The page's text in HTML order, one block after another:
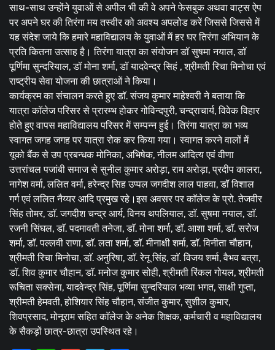
साथ-साथ उन्होंने युवाओं से अपील भी की वे अपने फेसबुक अथवा वाट्स ऐप
पर अपने घर की तिरंगा मय तस्वीर को अवश्य अपलोड करें जिससे जिससे में
यह संदेश जाये कि हमारे महाविद्यालय के युवाओं में हर घर तिरंगा अभियान के
प्रति कितना उत्साह है। तिरंगा यात्रा का संयोजन डॉ सुषमा नयाल, डॉ
पूर्णिमा सुन्दरियाल, डॉ मोना शर्मा, डॉ यादवेन्द्र सिहं , श्रीमती रिचा मिनोचा एवं
राष्ट्रीय सेवा योजना की छात्राओं ने किया।
कार्यक्रम का संचालन करते हुए डाॅ. संजय कुमार माहेश्वरी ने बताया कि
यात्रा काॅलेज परिसर से प्रारम्भ होकर गोविन्दपुरी, चन्द्राचार्य, विवेक विहार
होते हुए वापस महाविद्यालय परिसर में सम्पन्न हुई। तिरंगा यात्रा का भव्य
स्वागत जगह जगह पर यात्रा रोक कर किया गया। स्वागत करने वालों में
यूको बैंक से उप प्रबन्धक मोनिका, अभिषेक, नीलम आदित्य एवं वीणा
उत्तरांचल पजांबी समाज से सुनील कुमार अरोड़ा, राम अरोड़ा, प्रदीप कालरा,
नागेश वर्मा, ललित वर्मा, हरेन्द्र सिह उप्पल जगदीश लाल पाहवा, डॉ विशाल
गर्ग एवं ललित नैय्यर आदि प्रमुख रहे।इस अवसर पर काॅलेज के प्रो. तेजवीर
सिंह तोमर, डाॅ. जगदीश चन्द्र आर्य, विनय थपलियाल, डाॅ. सुषमा नयाल, डाॅ.
रजनी सिंघल, डाॅ. पदमावती तनेजा, डाॅ. मोना शर्मा, डाॅ. आशा शर्मा, डाॅ. सरोज
शर्मा, डाॅ. पल्लवी राणा, डाॅ. लता शर्मा, डाॅ. मीनाक्षी शर्मा, डाॅ. विनीता चौहान,
श्रीमती रिचा मिनोचा, डाॅ. अनुरिषा, डाॅ. रेनू सिंह, डाॅ. विजय शर्मा, वैभव बत्रा,
डाॅ. शिव कुमार चौहान, डाॅ. मनोज कुमार सोही, श्रीमती रिंकल गोयल, श्रीमती
रूचिता सक्सेना, यादवेन्द्र सिंह, पूर्णिमा सुन्दरियाल भव्या भगत, साक्षी गुप्ता,
श्रीमती हेमवती, होशियार सिंह चौहान, संजीत कुमार, सुशील कुमार,
शिवप्रसाद, मोनूराम सहित काॅलेज के अनेक शिक्षक, कर्मचारी व महाविद्यालय
के सैकड़ों छात्र-छात्रा उपस्थित रहे।